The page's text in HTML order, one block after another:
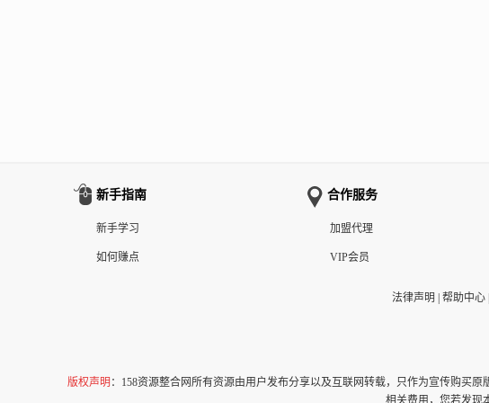
新手指南
新手学习
如何赚点
合作服务
加盟代理
VIP会员
法律声明 帮助中心
版权声明 ：158资源整合网所有资源由用户发布分享以及互联网转载，只作为宣传购买
相关费用，您若发现